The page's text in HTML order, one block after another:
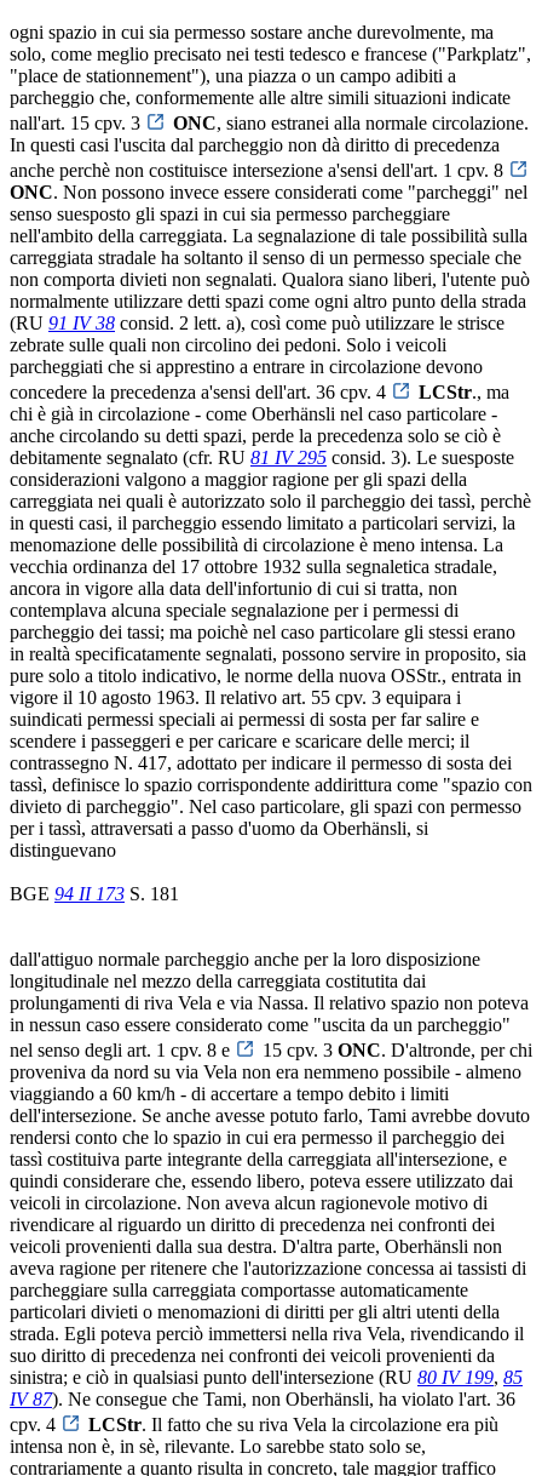
ogni spazio in cui sia permesso sostare anche durevolmente, ma
solo, come meglio precisato nei testi tedesco e francese ("Parkplatz",
"place de stationnement"), una piazza o un campo adibiti a
parcheggio che, conformemente alle altre simili situazioni indicate
nall'art. 15 cpv. 3
ONC, siano estranei alla normale circolazione.
In questi casi l'uscita dal parcheggio non dà diritto di precedenza
anche perchè non costituisce intersezione a'sensi dell'art. 1 cpv. 8
ONC. Non possono invece essere considerati come "parcheggi" nel
senso suesposto gli spazi in cui sia permesso parcheggiare
nell'ambito della carreggiata. La segnalazione di tale possibilità sulla
carreggiata stradale ha soltanto il senso di un permesso speciale che
non comporta divieti non segnalati. Qualora siano liberi, l'utente può
normalmente utilizzare detti spazi come ogni altro punto della strada
(RU 91 IV 38 consid. 2 lett. a), così come può utilizzare le strisce
zebrate sulle quali non circolino dei pedoni. Solo i veicoli
parcheggiati che si apprestino a entrare in circolazione devono
concedere la precedenza a'sensi dell'art. 36 cpv. 4
LCStr., ma
chi è già in circolazione - come Oberhänsli nel caso particolare -
anche circolando su detti spazi, perde la precedenza solo se ciò è
debitamente segnalato (cfr. RU 81 IV 295 consid. 3). Le suesposte
considerazioni valgono a maggior ragione per gli spazi della
carreggiata nei quali è autorizzato solo il parcheggio dei tassì, perchè
in questi casi, il parcheggio essendo limitato a particolari servizi, la
menomazione delle possibilità di circolazione è meno intensa. La
vecchia ordinanza del 17 ottobre 1932 sulla segnaletica stradale,
ancora in vigore alla data dell'infortunio di cui si tratta, non
contemplava alcuna speciale segnalazione per i permessi di
parcheggio dei tassi; ma poichè nel caso particolare gli stessi erano
in realtà specificatamente segnalati, possono servire in proposito, sia
pure solo a titolo indicativo, le norme della nuova OSStr., entrata in
vigore il 10 agosto 1963. Il relativo art. 55 cpv. 3 equipara i
suindicati permessi speciali ai permessi di sosta per far salire e
scendere i passeggeri e per caricare e scaricare delle merci; il
contrassegno N. 417, adottato per indicare il permesso di sosta dei
tassì, definisce lo spazio corrispondente addirittura come "spazio con
divieto di parcheggio". Nel caso particolare, gli spazi con permesso
per i tassì, attraversati a passo d'uomo da Oberhänsli, si
distinguevano
BGE 94 II 173 S. 181
dall'attiguo normale parcheggio anche per la loro disposizione
longitudinale nel mezzo della carreggiata costitutita dai
prolungamenti di riva Vela e via Nassa. Il relativo spazio non poteva
in nessun caso essere considerato come "uscita da un parcheggio"
nel senso degli art. 1 cpv. 8 e
15 cpv. 3 ONC. D'altronde, per chi
proveniva da nord su via Vela non era nemmeno possibile - almeno
viaggiando a 60 km/h - di accertare a tempo debito i limiti
dell'intersezione. Se anche avesse potuto farlo, Tami avrebbe dovuto
rendersi conto che lo spazio in cui era permesso il parcheggio dei
tassì costituiva parte integrante della carreggiata all'intersezione, e
quindi considerare che, essendo libero, poteva essere utilizzato dai
veicoli in circolazione. Non aveva alcun ragionevole motivo di
rivendicare al riguardo un diritto di precedenza nei confronti dei
veicoli provenienti dalla sua destra. D'altra parte, Oberhänsli non
aveva ragione per ritenere che l'autorizzazione concessa ai tassisti di
parcheggiare sulla carreggiata comportasse automaticamente
particolari divieti o menomazioni di diritti per gli altri utenti della
strada. Egli poteva perciò immettersi nella riva Vela, rivendicando il
suo diritto di precedenza nei confronti dei veicoli provenienti da
sinistra; e ciò in qualsiasi punto dell'intersezione (RU 80 IV 199, 85
IV 87). Ne consegue che Tami, non Oberhänsli, ha violato l'art. 36
cpv. 4
LCStr. Il fatto che su riva Vela la circolazione era più
intensa non è, in sè, rilevante. Lo sarebbe stato solo se,
contrariamente a quanto risulta in concreto, tale maggior traffico